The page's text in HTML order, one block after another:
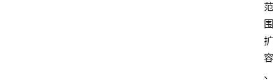
范
围
扩
容
、